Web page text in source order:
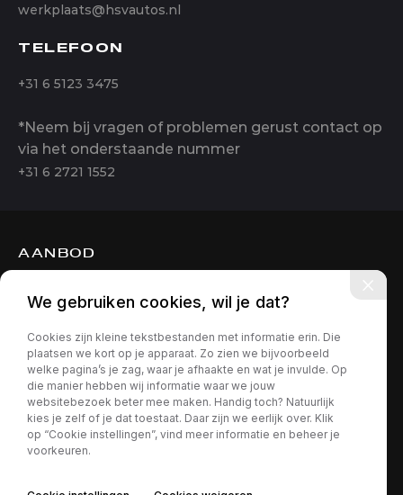
werkplaats@hsvautos.nl
TELEFOON
+31 6 5123 3475
*Neem bij vragen of problemen gerust contact op
via het onderstaande nummer
+31 6 2721 1552
AANBOD
OVER ONS
CONTACT
We gebruiken cookies, wil je dat?
Cookies zijn kleine tekstbestanden met informatie erin. Die
plaatsen we kort op je apparaat. Zo zien we bijvoorbeeld
welke pagina’s je zag, waar je afhaakte en wat je invulde. Op
die manier hebben wij informatie waar we jouw
websitebezoek beter mee maken. Handig toch? Natuurlijk
kies je zelf of je dat toestaat. Daar zijn we eerlijk over. Klik
op “Cookie instellingen”, vind meer informatie en beheer je
voorkeuren.